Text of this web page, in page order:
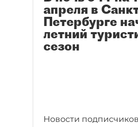
апреля в
Петербурге
летний
сезон
Новости подписчиков